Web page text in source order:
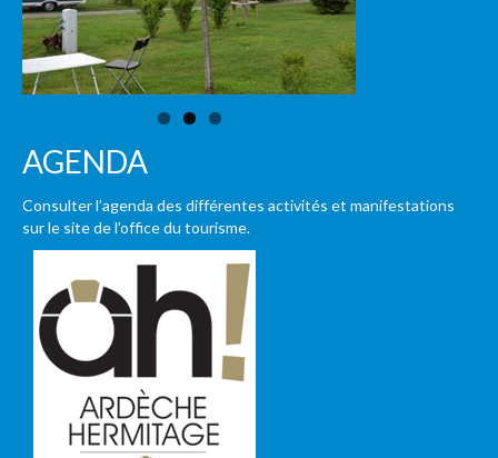
AGENDA
Consulter l’agenda des différentes activités et manifestations
sur le site de l’office du tourisme.